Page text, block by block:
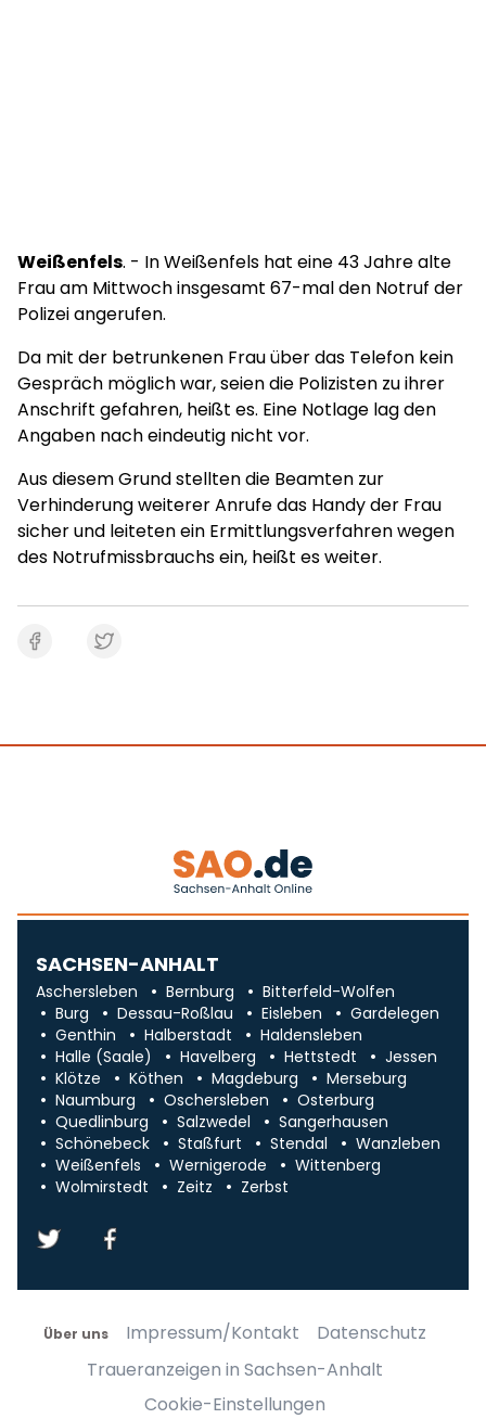
Weißenfels. - In Weißenfels hat eine 43 Jahre alte
Frau am Mittwoch insgesamt 67-mal den Notruf der
Polizei angerufen.
Da mit der betrunkenen Frau über das Telefon kein
Gespräch möglich war, seien die Polizisten zu ihrer
Anschrift gefahren, heißt es. Eine Notlage lag den
Angaben nach eindeutig nicht vor.
Aus diesem Grund stellten die Beamten zur
Verhinderung weiterer Anrufe das Handy der Frau
sicher und leiteten ein Ermittlungsverfahren wegen
des Notrufmissbrauchs ein, heißt es weiter.
SACHSEN-ANHALT
Aschersleben Bernburg
Bitterfeld-Wolfen
Burg
Dessau-Roßlau Eisleben
Gardelegen
Genthin
Halberstadt
Haldensleben
Halle (Saale)
Havelberg Hettstedt
Jessen
Klötze
Köthen Magdeburg
Merseburg
Naumburg
Oschersleben
Osterburg
Quedlinburg
Salzwedel
Sangerhausen
Schönebeck
Staßfurt Stendal
Wanzleben
Weißenfels
Wernigerode
Wittenberg
Wolmirstedt
Zeitz Zerbst
Über uns Impressum/Kontakt
Datenschutz
Traueranzeigen in Sachsen-Anhalt
Cookie-Einstellungen